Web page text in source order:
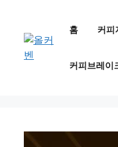
홈 커피
커피브레이